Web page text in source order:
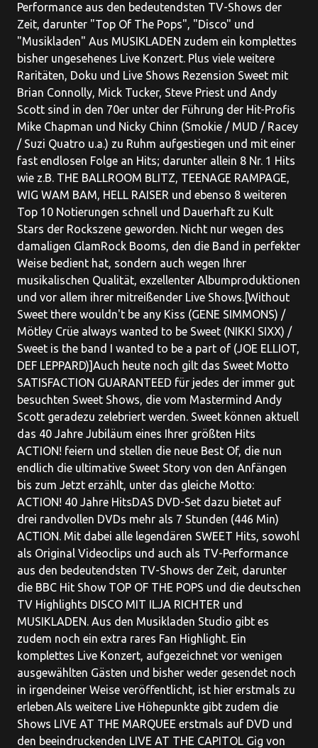
Performance aus den bedeutendsten TV-Shows der
Zeit, darunter "Top Of The Pops", "Disco" und
"Musikladen" Aus MUSIKLADEN zudem ein komplettes
bisher ungesehenes Live Konzert. Plus viele weitere
Raritäten, Doku und Live Shows Rezension Sweet mit
Brian Connolly, Mick Tucker, Steve Priest und Andy
Scott sind in den 70er unter der Führung der Hit-Profis
Mike Chapman und Nicky Chinn (Smokie / MUD / Racey
/ Suzi Quatro u.a.) zu Ruhm aufgestiegen und mit einer
fast endlosen Folge an Hits; darunter allein 8 Nr. 1 Hits
wie z.B. THE BALLROOM BLITZ, TEENAGE RAMPAGE,
WIG WAM BAM, HELL RAISER und ebenso 8 weiteren
Top 10 Notierungen schnell und Dauerhaft zu Kult
Stars der Rockszene geworden. Nicht nur wegen des
damaligen GlamRock Booms, den die Band in perfekter
Weise bedient hat, sondern auch wegen Ihrer
musikalischen Qualität, exzellenter Albumproduktionen
und vor allem ihrer mitreißender Live Shows.[Without
Sweet there wouldn't be any Kiss (GENE SIMMONS) /
Mötley Crüe always wanted to be Sweet (NIKKI SIXX) /
Sweet is the band I wanted to be a part of (JOE ELLIOT,
DEF LEPPARD)]Auch heute noch gilt das Sweet Motto
SATISFACTION GUARANTEED für jedes der immer gut
besuchten Sweet Shows, die vom Mastermind Andy
Scott geradezu zelebriert werden. Sweet können aktuell
das 40 Jahre Jubiläum eines Ihrer größten Hits
ACTION! feiern und stellen die neue Best Of, die nun
endlich die ultimative Sweet Story von den Anfängen
bis zum Jetzt erzählt, unter das gleiche Motto:
ACTION! 40 Jahre HitsDAS DVD-Set dazu bietet auf
drei randvollen DVDs mehr als 7 Stunden (446 Min)
ACTION. Mit dabei alle legendären SWEET Hits, sowohl
als Original Videoclips und auch als TV-Performance
aus den bedeutendsten TV-Shows der Zeit, darunter
die BBC Hit Show TOP OF THE POPS und die deutschen
TV Highlights DISCO MIT ILJA RICHTER und
MUSIKLADEN. Aus den Musikladen Studio gibt es
zudem noch ein extra rares Fan Highlight. Ein
komplettes Live Konzert, aufgezeichnet vor wenigen
ausgewählten Gästen und bisher weder gesendet noch
in irgendeiner Weise veröffentlicht, ist hier erstmals zu
erleben.Als weitere Live Höhepunkte gibt zudem die
Shows LIVE AT THE MARQUEE erstmals auf DVD und
den beeindruckenden LIVE AT THE CAPITOL Gig von